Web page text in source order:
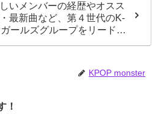
いメンバーの経歴やオスス
最新曲など、第４世代のK-
ールズグループをリードす
KPOP monster
！